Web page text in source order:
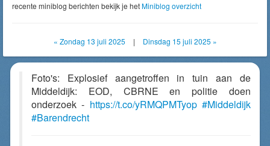
recente miniblog berichten bekijk je hetMiniblog overzicht
« Zondag 13 juli 2025 | Dinsdag 15 juli 2025 »
Foto's: Explosief aangetroffen in tuin aan de
Middeldijk: EOD, CBRNE en politie doen
onderzoek - https://t.co/yRMQPMTyop #Middeldijk
#Barendrecht